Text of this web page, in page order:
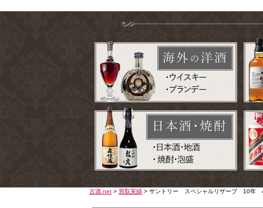
古酒.net > 買取実績 > サントリー スペシャルリザーブ 10年